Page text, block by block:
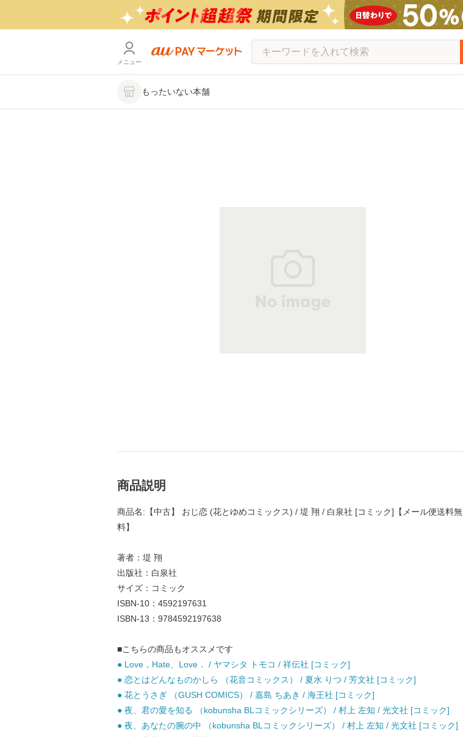
メニュー
もったいない本舗
商品説明
商品名:【中古】 おじ恋 (花とゆめコミックス) / 堤 翔 / 白泉社 [コミック]【メール便送料無
料】
著者：堤 翔
出版社：白泉社
サイズ：コミック
ISBN-10：4592197631
ISBN-13：9784592197638
■こちらの商品もオススメです
● Love，Hate、Love． / ヤマシタ トモコ / 祥伝社 [コミック]
● 恋とはどんなものかしら （花音コミックス） / 夏水 りつ / 芳文社 [コミック]
● 花とうさぎ （GUSH COMICS） / 嘉島 ちあき / 海王社 [コミック]
● 夜、君の愛を知る （kobunsha BLコミックシリーズ） / 村上 左知 / 光文社 [コミック]
● 夜、あなたの腕の中 （kobunsha BLコミックシリーズ） / 村上 左知 / 光文社 [コミック]